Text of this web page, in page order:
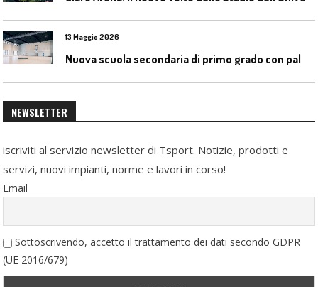
13 Maggio 2026
NEWSLETTER
iscriviti al servizio newsletter di Tsport. Notizie, prodotti e
servizi, nuovi impianti, norme e lavori in corso!
Email
Sottoscrivendo, accetto il trattamento dei dati secondo GDPR
(UE 2016/679)